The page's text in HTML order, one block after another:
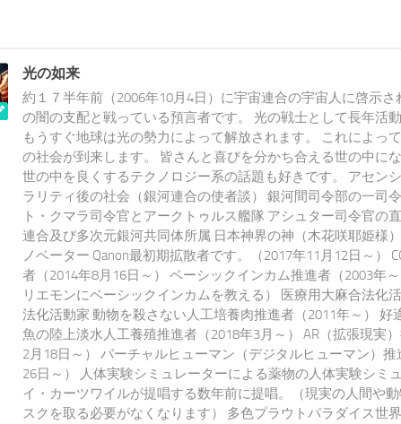
光の如来
約１７半年前（2006年10月4日）に宇宙連合の宇宙人に啓示さ
の闇の支配と戦っている預言者です。 光の戦士として長年活動
もうすぐ地球は光の勢力によって解放されます。 これによっ
の社会が到来します。 皆さんと喜びを分かち合える世の中に
世の中を良くするテクノロジー系の話題も好きです。 アセン
ラリティ後の社会（銀河連合の使者談） 銀河間司令部の一司
ト・クマラ司令官とアークトゥルス艦隊 アシュター司令官の
連合及び多次元銀河共同体所属 日本神界の神（木花咲耶姫様
ノベーター Qanon最初期拡散者です。（2017年11月12日～）
者（2014年8月16日～） ベーシックインカム推進者（2003年
リエモンにベーシックインカムを教える） 医療用大麻合法化
法化活動家 動物を殺さない人工培養肉推進者（2011年～） 好
魚の陸上淡水人工養殖推進者（2018年3月～） AR（拡張現実
2月18日～） バーチャルヒューマン（デジタルヒューマン）推
26日～） 人体実験シミュレーターによる薬物の人体実験シミ
イ・カーツワイルが提唱する数年前に提唱。（現実の人間や
スクを取る必要がなくなります） 多色プラウトパラダイス世